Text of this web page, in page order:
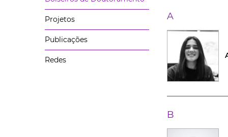
Projetos
Publicações
Redes
A
B